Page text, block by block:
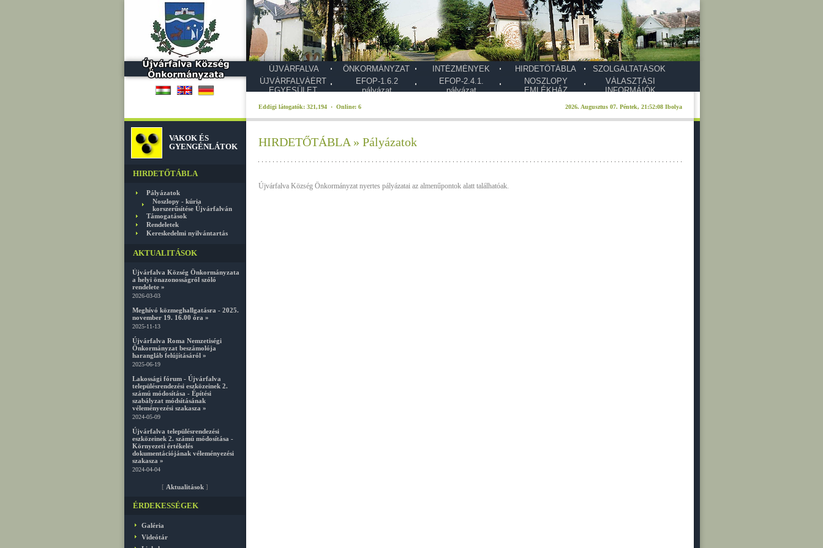
ÚJVÁRFALVA ÖNKORMÁNYZAT INTÉZMÉNYEK HIRDETŐTÁBLA
SZOLGÁLTATÁSOK
ÚJVÁRFALVÁÉRT
EGYESÜLET
EFOP-1.6.2
pályázat
EFOP-2.4.1.
pályázat
NOSZLOPY
EMLÉKHÁZ
VÁLASZTÁSI
INFORMÁIÓK
Eddigi látogatók: 321,194 · Online: 6
VAKOK ÉS
GYENGÉNLÁTOK
HIRDETŐTÁBLA
Pályázatok
Noszlopy - kúria
korszerűsítése Újvárfalván
Támogatások
Rendeletek
Kereskedelmi nyilvántartás
AKTUALITÁSOK
Újvárfalva Község Önkormányzata
a helyi önazonosságról szóló
rendelete »
2026-03-03
Meghívó közmeghallgatásra - 2025.
november 19. 16.00 óra »
2025-11-13
Újvárfalva Roma Nemzetiségi
Önkormányzat beszámolója
harangláb felújításáról »
2025-06-19
Lakossági fórum - Újvárfalva
településrendezési eszközeinek 2.
számú módosítása - Építési
szabályzat módsításának
véleményezési szakasza »
2024-05-09
Újvárfalva településrendezési
eszközeinek 2. számú módosítása -
Környezeti értékelés
dokumentációjának véleményezési
szakasza »
2024-04-04
[ Aktualitások ]
ÉRDEKESSÉGEK
Galéria
Videótár
HIRDETŐTÁBLA » Pályázatok
Újvárfalva Község Önkormányzat nyertes pályázatai az almenűpontok alatt találhatóak.